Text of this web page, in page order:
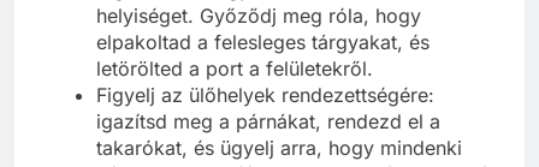
helyiséget. Győződj meg róla, hogy
elpakoltad a felesleges tárgyakat, és
letörölted a port a felületekről.
Figyelj az ülőhelyek rendezettségére:
igazítsd meg a párnákat, rendezd el a
takarókat, és ügyelj arra, hogy mindenki